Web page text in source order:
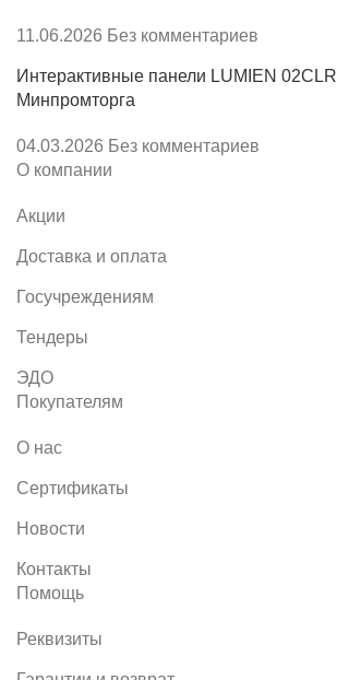
11.06.2026 Без комментариев
Интерактивные панели LUMIEN
Минпромторга
04.03.2026 Без комментариев
О компании
Акции
Доставка и оплата
Госучреждениям
Тендеры
ЭДО
Покупателям
О нас
Сертификаты
Новости
Контакты
Помощь
Реквизиты